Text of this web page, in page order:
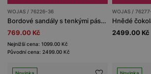
WOJAS / 76226-36
Bordové sandály s tenkými pásky na vysokém podpatku
769.00 Kč
Nejnižší cena: 1099.00 Kč
Původní cena: 2499.00 Kč
WOJAS /
2499.00 Kč